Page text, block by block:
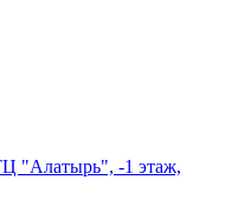
"Алатырь", -1 этаж,